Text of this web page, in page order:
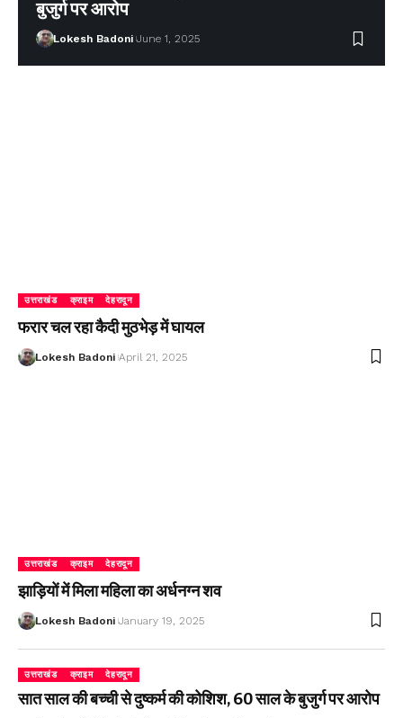
बुजुर्ग पर आरोप
Lokesh Badoni June 1, 2025
उत्तराखंड क्राइम देहरादून
फरार चल रहा कैदी मुठभेड़ में घायल
Lokesh Badoni April 21, 2025
उत्तराखंड क्राइम देहरादून
झाड़ियों में मिला महिला का अर्धनग्न शव
Lokesh Badoni January 19, 2025
उत्तराखंड क्राइम देहरादून
सात साल की बच्ची से दुष्कर्म की कोशिश, 60 साल के बुजुर्ग पर आरोप